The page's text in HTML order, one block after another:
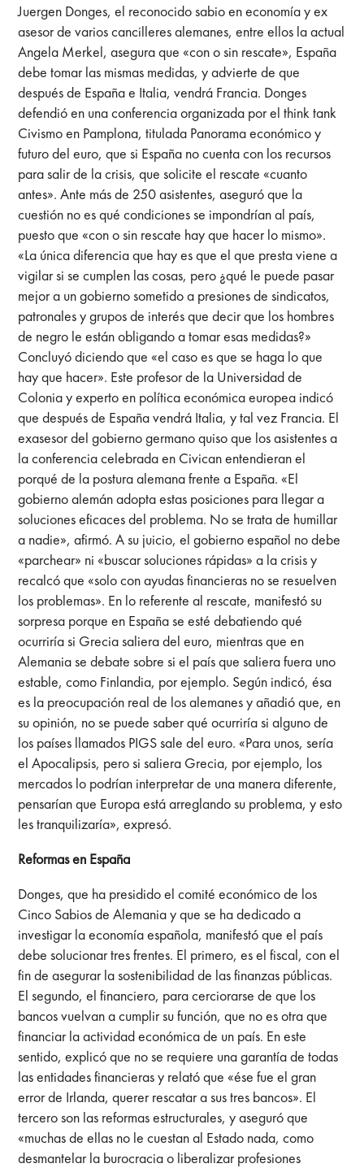
Juergen Donges, el reconocido sabio en economía y ex
asesor de varios cancilleres alemanes, entre ellos la actual
Angela Merkel, asegura que «con o sin rescate», España
debe tomar las mismas medidas, y advierte de que
después de España e Italia, vendrá Francia. Donges
defendió en una conferencia organizada por el think tank
Civismo en Pamplona, titulada Panorama económico y
futuro del euro, que si España no cuenta con los recursos
para salir de la crisis, que solicite el rescate «cuanto
antes». Ante más de 250 asistentes, aseguró que la
cuestión no es qué condiciones se impondrían al país,
puesto que «con o sin rescate hay que hacer lo mismo».
«La única diferencia que hay es que el que presta viene a
vigilar si se cumplen las cosas, pero ¿qué le puede pasar
mejor a un gobierno sometido a presiones de sindicatos,
patronales y grupos de interés que decir que los hombres
de negro le están obligando a tomar esas medidas?»
Concluyó diciendo que «el caso es que se haga lo que
hay que hacer». Este profesor de la Universidad de
Colonia y experto en política económica europea indicó
que después de España vendrá Italia, y tal vez Francia. El
exasesor del gobierno germano quiso que los asistentes a
la conferencia celebrada en Civican entendieran el
porqué de la postura alemana frente a España. «El
gobierno alemán adopta estas posiciones para llegar a
soluciones eficaces del problema. No se trata de humillar
a nadie», afirmó. A su juicio, el gobierno español no debe
«parchear» ni «buscar soluciones rápidas» a la crisis y
recalcó que «solo con ayudas financieras no se resuelven
los problemas». En lo referente al rescate, manifestó su
sorpresa porque en España se esté debatiendo qué
ocurriría si Grecia saliera del euro, mientras que en
Alemania se debate sobre si el país que saliera fuera uno
estable, como Finlandia, por ejemplo. Según indicó, ésa
es la preocupación real de los alemanes y añadió que, en
su opinión, no se puede saber qué ocurriría si alguno de
los países llamados PIGS sale del euro. «Para unos, sería
el Apocalipsis, pero si saliera Grecia, por ejemplo, los
mercados lo podrían interpretar de una manera diferente,
pensarían que Europa está arreglando su problema, y esto
les tranquilizaría», expresó.
Reformas en España
Donges, que ha presidido el comité económico de los
Cinco Sabios de Alemania y que se ha dedicado a
investigar la economía española, manifestó que el país
debe solucionar tres frentes. El primero, es el fiscal, con el
fin de asegurar la sostenibilidad de las finanzas públicas.
El segundo, el financiero, para cerciorarse de que los
bancos vuelvan a cumplir su función, que no es otra que
financiar la actividad económica de un país. En este
sentido, explicó que no se requiere una garantía de todas
las entidades financieras y relató que «ése fue el gran
error de Irlanda, querer rescatar a sus tres bancos». El
tercero son las reformas estructurales, y aseguró que
«muchas de ellas no le cuestan al Estado nada, como
desmantelar la burocracia o liberalizar profesiones